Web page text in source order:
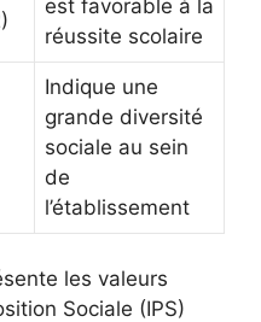
est favorable à la
réussite scolaire
Indique une
grande diversité
sociale au sein
de
l’établissement
les valeurs
Sociale (IPS)